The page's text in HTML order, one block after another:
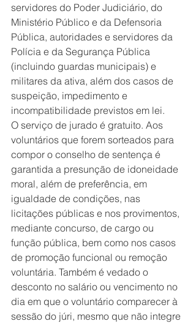
servidores do Poder Judiciário, do
Ministério Público e da Defensoria
Pública, autoridades e servidores da
Polícia e da Segurança Pública
(incluindo guardas municipais) e
militares da ativa, além dos casos de
suspeição, impedimento e
incompatibilidade previstos em lei.
O serviço de jurado é gratuito. Aos
voluntários que forem sorteados para
compor o conselho de sentença é
garantida a presunção de idoneidade
moral, além de preferência, em
igualdade de condições, nas
licitações públicas e nos provimentos,
mediante concurso, de cargo ou
função pública, bem como nos casos
de promoção funcional ou remoção
voluntária. Também é vedado o
desconto no salário ou vencimento no
dia em que o voluntário comparecer à
sessão do júri, mesmo que não integre